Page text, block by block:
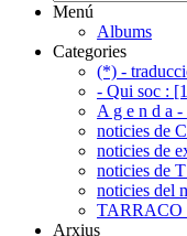
Menú
Albums
Categories
(*) -
- Qui soc :
A g e n d a
noticies de
noticies de
noticies de
noticies del
TARRACO
Arxius